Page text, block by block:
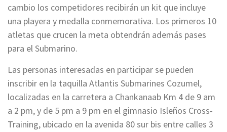
cambio los competidores recibirán un kit que incluye
una playera y medalla conmemorativa. Los primeros 10
atletas que crucen la meta obtendrán además pases
para el Submarino.
Las personas interesadas en participar se pueden
inscribir en la taquilla Atlantis Submarines Cozumel,
localizadas en la carretera a Chankanaab Km 4 de 9 am
a 2 pm, y de 5 pm a 9 pm en el gimnasio Isleños Cross-
Training, ubicado en la avenida 80 sur bis entre calles 3